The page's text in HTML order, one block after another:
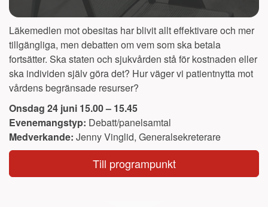
Läkemedlen mot obesitas har blivit allt effektivare och mer
tillgängliga, men debatten om vem som ska betala
fortsätter. Ska staten och sjukvården stå för kostnaden eller
ska individen själv göra det? Hur väger vi patientnytta mot
vårdens begränsade resurser?
Onsdag 24 juni 15.00 – 15.45
Evenemangstyp: Debatt/panelsamtal
Medverkande: Jenny Vinglid, Generalsekreterare
Till programpunkt